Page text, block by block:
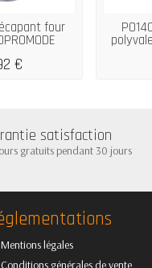
four
€
satisfaction
gratuits pendant 30 jours
Mentions légales
Conditions générales de vente